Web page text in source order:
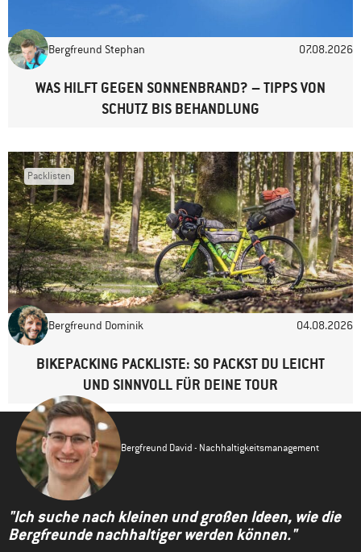
Bergfreund Stephan 07.08.2026
WAS HILFT GEGEN SONNENBRAND? – TIPPS VON
SCHUTZ BIS BEHANDLUNG
Packlisten
Bergfreund Dominik 04.08.2026
BIKEPACKING PACKLISTE: SO PACKST DU LEICHT
UND SINNVOLL FÜR DEINE TOUR
Bergfreund David - Nachhaltigkeitsmanagement
"Ich suche nach kleinen und großen Ideen, wie die
Bergfreunde nachhaltiger werden können."